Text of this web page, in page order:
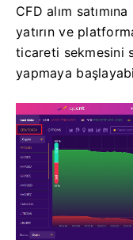
CFD alım
yatırın ve
ticareti sekmesini
yapmaya